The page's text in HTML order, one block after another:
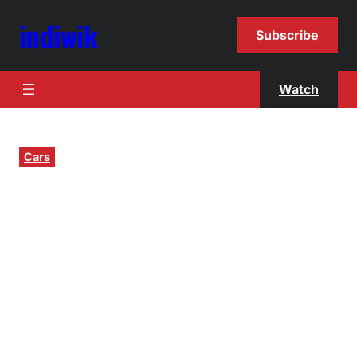
indiwik Subscribe
Watch
Cars